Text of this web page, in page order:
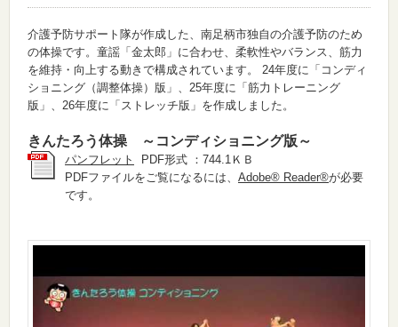
介護予防サポート隊が作成した、南足柄市独自の介護予防のため
の体操です。童謡「金太郎」に合わせ、柔軟性やバランス、筋力
を維持・向上する動きで構成されています。 24年度に「コンディ
ショニング（調整体操）版」、25年度に「筋力トレーニング
版」、26年度に「ストレッチ版」を作成しました。
きんたろう体操 ～コンディショニング版～
パンフレット
PDF形式 ：744.1ＫＢ
PDFファイルをご覧になるには、 Adobe® Reader®が必要
です。